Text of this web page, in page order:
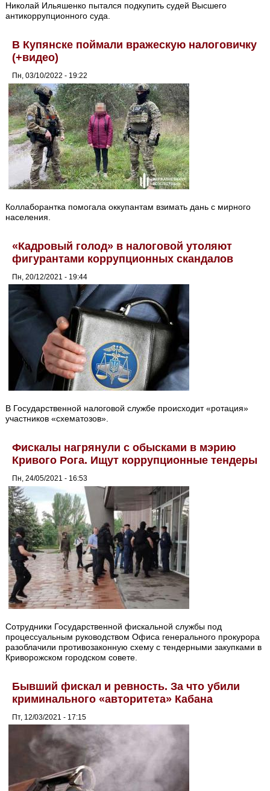
Николай Ильяшенко пытался подкупить судей Высшего
антикоррупционного суда.
В Купянске поймали вражескую налоговичку
(+видео)
Пн, 03/10/2022 - 19:22
Коллаборантка помогала оккупантам взимать дань с мирного
населения.
«Кадровый голод» в налоговой утоляют
фигурантами коррупционных скандалов
Пн, 20/12/2021 - 19:44
В Государственной налоговой службе происходит «ротация»
участников «схематозов».
Фискалы нагрянули с обысками в мэрию
Кривого Рога. Ищут коррупционные тендеры
Пн, 24/05/2021 - 16:53
Сотрудники Государственной фискальной службы под
процессуальным руководством Офиса генерального прокурора
разоблачили противозаконную схему с тендерными закупками в
Криворожском городском совете.
Бывший фискал и ревность. За что убили
криминального «авторитета» Кабана
Пт, 12/03/2021 - 17:15